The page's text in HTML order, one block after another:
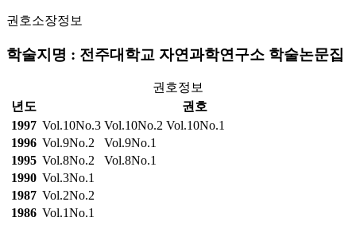
권호소장정보
학술지명 : 전주대학교 자연과학연구소 학술논문집
권호정보
년도
권호
1997 Vol.10No.3 Vol.10No.2 Vol.10No.1
1996 Vol.9No.2
Vol.9No.1
1995 Vol.8No.2
Vol.8No.1
1990 Vol.3No.1
1987 Vol.2No.2
1986 Vol.1No.1